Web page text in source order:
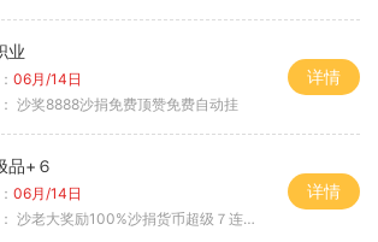
业
06月/14日
沙奖8888沙捐免费顶赞免费自动挂
详情
品+６
06月/14日
沙老大奖励100%沙捐货币超级７连鞭尸
详情